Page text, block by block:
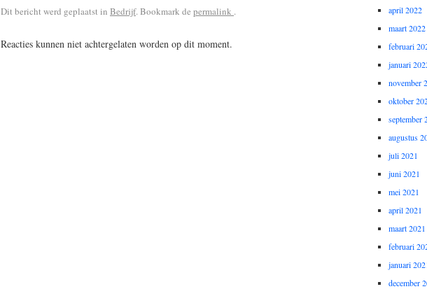
Dit bericht werd geplaatst in Bedrijf. Bookmark de permalink .
Reacties kunnen niet achtergelaten worden op dit moment.
april 2022
maart 2022
februari
januari
november
oktober
september
augustus
juli 2021
juni 2021
mei 2021
april 2021
maart 2021
februari
januari
december